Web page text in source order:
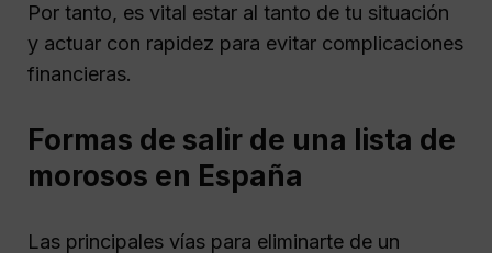
Por tanto, es vital estar al tanto de tu situación
y actuar con rapidez para evitar complicaciones
financieras.
Formas de salir de una lista de
morosos en España
Las principales vías para eliminarte de un